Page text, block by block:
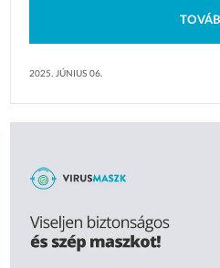
2025. JÚNIUS 06.